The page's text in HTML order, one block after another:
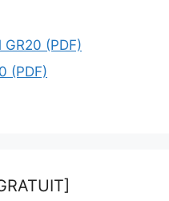
(PDF)
(PDF)